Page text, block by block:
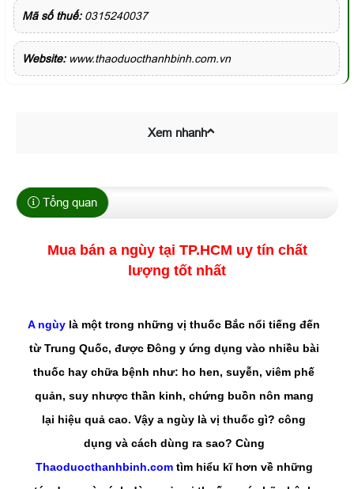
Mã số thuế: 0315240037
Website:www.thaoduocthanhbinh.com.vn
Xem nhanh
Tổng quan
Mua bán a ngùy tại TP.HCM uy tín chất
lượng tốt nhất
A ngùy là một trong những vị thuốc Bắc nổi tiếng đến
từ Trung Quốc, được Đông y ứng dụng vào nhiều bài
thuốc hay chữa bệnh như: ho hen, suyễn, viêm phế
quản, suy nhược thần kinh, chứng buồn nôn mang
lại hiệu quả cao. Vậy a ngùy là vị thuốc gì? công
dụng và cách dùng ra sao? Cùng
Thaoduocthanhbinh.com tìm hiểu kĩ hơn về những